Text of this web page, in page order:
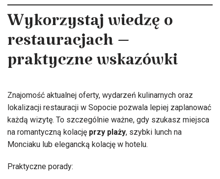
Wykorzystaj wiedzę o
restauracjach –
praktyczne wskazówki
Znajomość aktualnej oferty, wydarzeń kulinarnych oraz
lokalizacji restauracji w Sopocie pozwala lepiej zaplanować
każdą wizytę. To szczególnie ważne, gdy szukasz miejsca
na romantyczną kolację przy plaży, szybki lunch na
Monciaku lub elegancką kolację w hotelu.
Praktyczne porady: